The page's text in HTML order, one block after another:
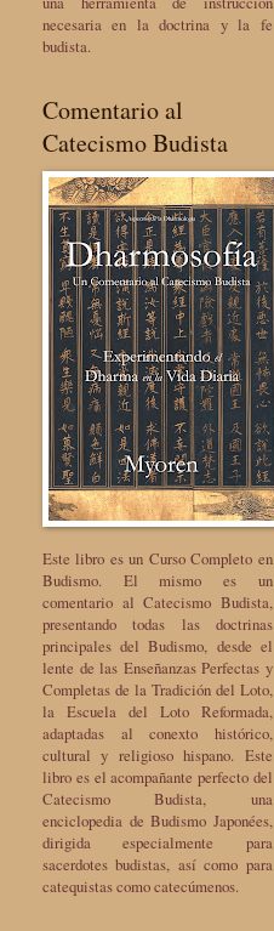
necesaria en la doctrina y la fe
budista.
Comentario al
Catecismo Budista
Este libro es un Curso Completo en
Budismo. El mismo es un
comentario al Catecismo Budista,
presentando todas las doctrinas
principales del Budismo, desde el
lente de las Enseñanzas Perfectas y
Completas de la Tradición del Loto,
la Escuela del Loto Reformada,
adaptadas al conexto histórico,
cultural y religioso hispano. Este
libro es el acompañante perfecto del
Catecismo Budista, una
enciclopedia de Budismo Japonées,
dirigida especialmente para
sacerdotes budistas, así como para
catequistas como catecúmenos.